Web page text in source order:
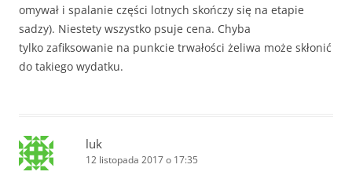
omywał i spalanie części lotnych skończy się na etapie
sadzy). Niestety wszystko psuje cena. Chyba
tylko zafiksowanie na punkcie trwałości żeliwa może skłonić
do takiego wydatku.
luk
12 listopada 2017 o 17:35